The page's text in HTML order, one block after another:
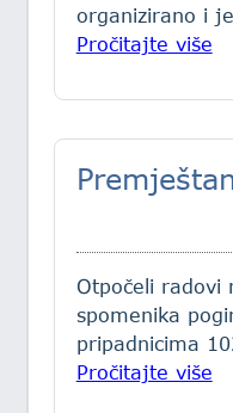
organizirano i
Pročitajte više
Otpočeli radovi
spomenika
pripadnicima
Pročitajte više